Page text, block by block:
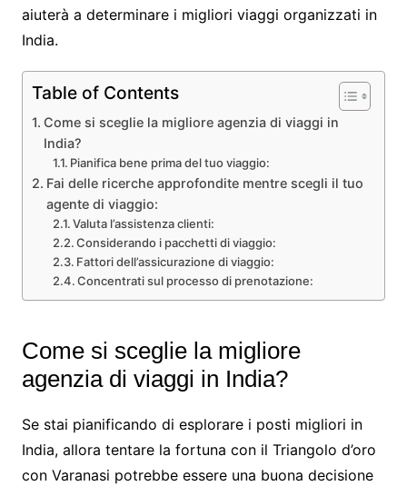
aiuterà a determinare i migliori viaggi organizzati in
India.
Table of Contents
Come si sceglie la migliore agenzia di viaggi in
India?
Pianifica bene prima del tuo viaggio:
Fai delle ricerche approfondite mentre scegli il tuo
agente di viaggio:
Valuta l’assistenza clienti:
Considerando i pacchetti di viaggio:
Fattori dell’assicurazione di viaggio:
Concentrati sul processo di prenotazione:
Come si sceglie la migliore
agenzia di viaggi in India?
Se stai pianificando di esplorare i posti migliori in
India, allora tentare la fortuna con il Triangolo d’oro
con Varanasi potrebbe essere una buona decisione